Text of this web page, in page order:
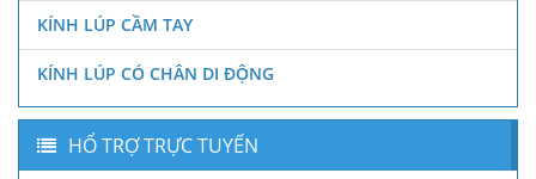
KÍNH LÚP CẦM TAY
KÍNH LÚP CÓ CHÂN DI ĐỘNG
HỔ TRỢ TRỰC TUYẾN